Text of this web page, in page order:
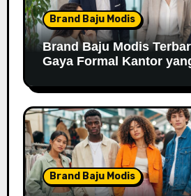
Brand Baju Modis
Brand Baju Modis
Gaya Formal Kantor
Brand Baju Modis